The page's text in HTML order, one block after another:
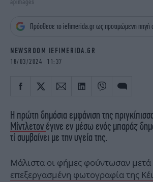
iBOOKS
OSCARS
NEWSLETTER
apimages
Πρόσθεσε το iefimerida.gr ως προτιμώμενη πηγή
NEWSROOM IEFIMERIDA.GR
18/03/2024 11:37
Η πρώτη δημόσια εμφάνιση της
Μίντλετον έγινε εν μέσω ενός μπαράζ
τί συμβαίνει με την υγεία της.
Μάλιστα οι φήμες φούντωσαν μετά
επεξεργασμένη φωτογραφία της